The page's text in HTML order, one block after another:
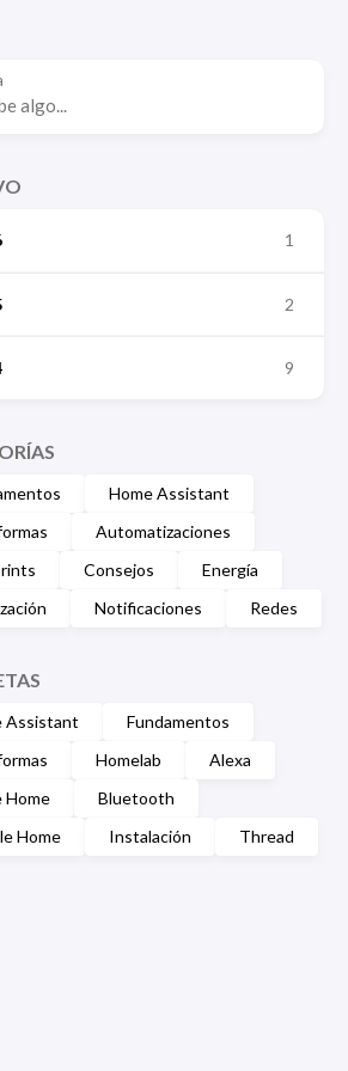
1
2
9
Home Assistant
Automatizaciones
Consejos
Energía
Notificaciones Redes
Assistant
Fundamentos
Homelab
Alexa
Home
Bluetooth
Home
Instalación Thread